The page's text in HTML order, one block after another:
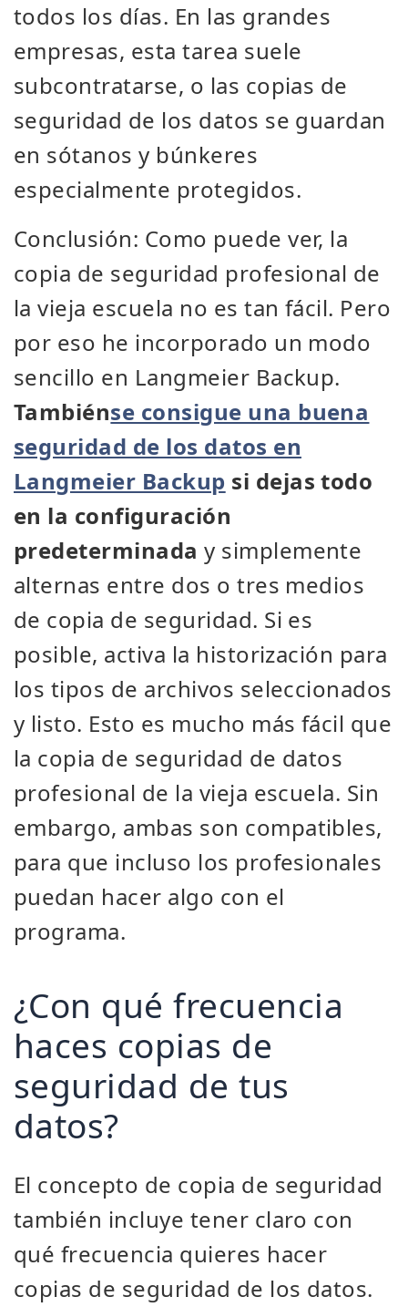
todos los días. En las grandes
empresas, esta tarea suele
subcontratarse, o las copias de
seguridad de los datos se guardan
en sótanos y búnkeres
especialmente protegidos.
Conclusión: Como puede ver, la
copia de seguridad profesional de
la vieja escuela no es tan fácil. Pero
por eso he incorporado un modo
sencillo en Langmeier Backup.
Tambiénse consigue una buena
seguridad de los datos en
Langmeier Backup si dejas todo
en la configuración
predeterminada y simplemente
alternas entre dos o tres medios
de copia de seguridad. Si es
posible, activa la historización para
los tipos de archivos seleccionados
y listo. Esto es mucho más fácil que
la copia de seguridad de datos
profesional de la vieja escuela. Sin
embargo, ambas son compatibles,
para que incluso los profesionales
puedan hacer algo con el
programa.
¿Con qué frecuencia
haces copias de
seguridad de tus
datos?
El concepto de copia de seguridad
también incluye tener claro con
qué frecuencia quieres hacer
copias de seguridad de los datos.